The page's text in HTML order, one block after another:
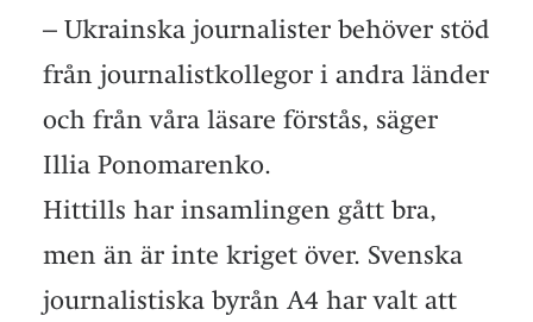
– Ukrainska journalister behöver stöd
från journalistkollegor i andra länder
och från våra läsare förstås, säger
Illia Ponomarenko.
Hittills har insamlingen gått bra,
men än är inte kriget över. Svenska
journalistiska byrån A4 har valt att